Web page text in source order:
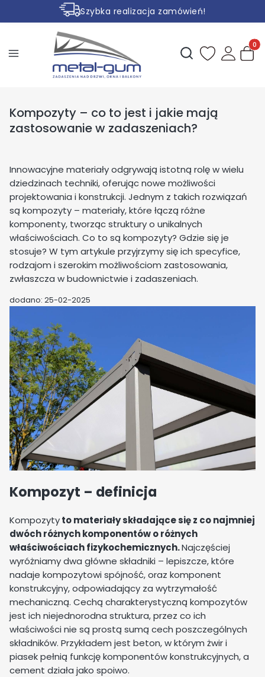
Szybka realizacja zamówień!
Otwórz
Kompozyty – co to jest i jakie mają
zastosowanie w zadaszeniach?
Innowacyjne materiały odgrywają istotną rolę w wielu
dziedzinach techniki, oferując nowe możliwości
projektowania i konstrukcji. Jednym z takich rozwiązań
są kompozyty – materiały, które łączą różne
komponenty, tworząc struktury o unikalnych
właściwościach. Co to są kompozyty? Gdzie się je
stosuje? W tym artykule przyjrzymy się ich specyfice,
rodzajom i szerokim możliwościom zastosowania,
zwłaszcza w budownictwie i zadaszeniach.
dodano: 25-02-2025
Kompozyt – definicja
Kompozytyto materiały składające się z co najmniej
dwóch różnych komponentów o różnych
właściwościach fizykochemicznych.Najczęściej
wyróżniamy dwa główne składniki – lepiszcze, które
nadaje kompozytowi spójność, oraz komponent
konstrukcyjny, odpowiadający za wytrzymałość
mechaniczną. Cechą charakterystyczną kompozytów
jest ich niejednorodna struktura, przez co ich
właściwości nie są prostą sumą cech poszczególnych
składników. Przykładem jest beton, w którym żwir i
piasek pełnią funkcję komponentów konstrukcyjnych, a
cement działa jako spoiwo.